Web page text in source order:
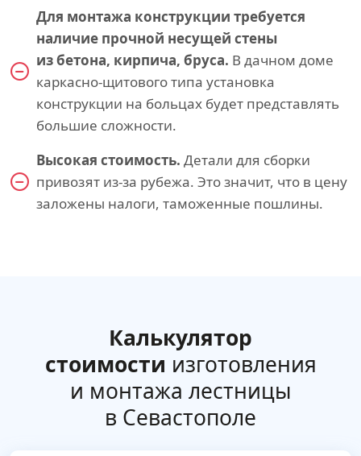
Для монтажа конструкции требуется
наличие прочной несущей стены
из бетона, кирпича, бруса. В дачном доме
каркасно-щитового типа установка
конструкции на больцах будет представлять
большие сложности.
Высокая стоимость. Детали для сборки
привозят из-за рубежа. Это значит, что в цену
заложены налоги, таможенные пошлины.
Калькулятор
стоимости изготовления
и монтажа лестницы
в Севастополе